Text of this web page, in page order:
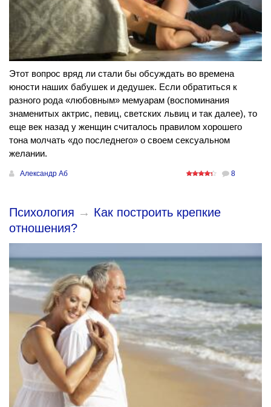
Этот вопрос вряд ли стали бы обсуждать во времена
юности наших бабушек и дедушек. Если обратиться к
разного рода «любовным» мемуарам (воспоминания
знаменитых актрис, певиц, светских львиц и так далее), то
еще век назад у женщин считалось правилом хорошего
тона молчать «до последнего» о своем сексуальном
желании.
Александр Аб 8
Психология → Как построить крепкие
отношения?